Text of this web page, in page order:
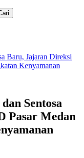
Baru, Jajaran Direksi
Kenyamanan
Sentosa
Pasar Medan